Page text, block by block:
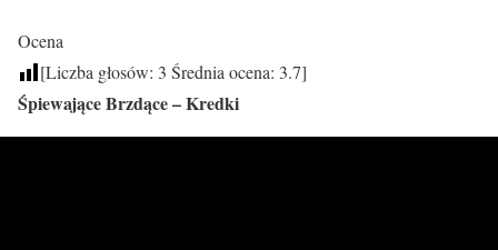
Ocena
[Liczba głosów: 3 Średnia ocena: 3.7]
Śpiewające Brzdące – Kredki